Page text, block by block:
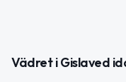
Vädret i Gislaved